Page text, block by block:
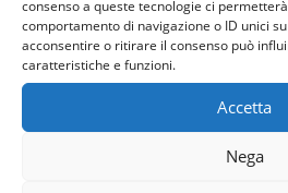
consenso a queste tecnologie ci
comportamento di navigazione o ID unici
acconsentire o ritirare il consenso può
caratteristiche e funzioni.
Accetta
Nega